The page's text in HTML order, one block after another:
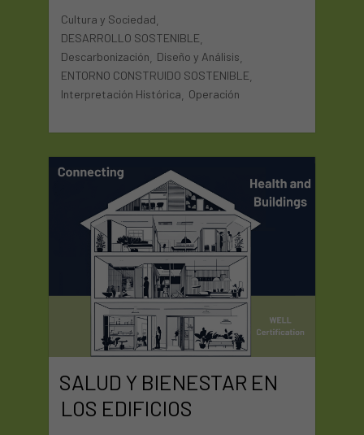
Cultura y Sociedad,
DESARROLLO SOSTENIBLE,
Descarbonización, Diseño y Análisis,
ENTORNO CONSTRUIDO SOSTENIBLE,
Interpretación Histórica, Operación
SALUD Y BIENESTAR EN
LOS EDIFICIOS